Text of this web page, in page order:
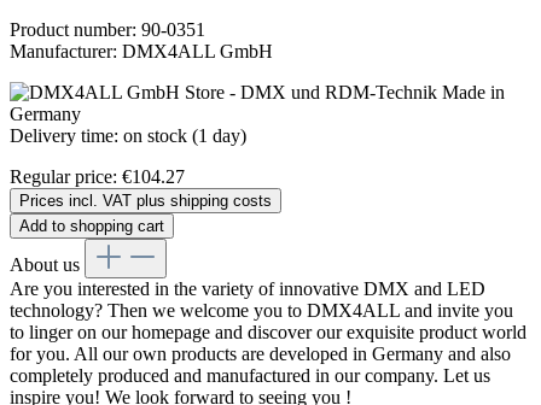
Product number: 90-0351
Manufacturer: DMX4ALL GmbH
Delivery time: on stock (1 day)
Regular price: €104.27
Prices incl. VAT plus shipping costs
Add to shopping cart
About us
Are you interested in the variety of innovative DMX and LED
technology? Then we welcome you to DMX4ALL and invite you
to linger on our homepage and discover our exquisite product world
for you. All our own products are developed in Germany and also
completely produced and manufactured in our company. Let us
inspire you! We look forward to seeing you !